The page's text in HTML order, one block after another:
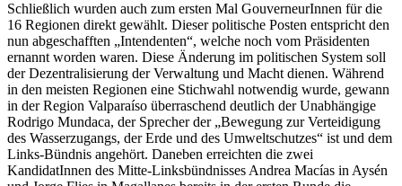
Schließlich wurden auch zum ersten Mal GouverneurInnen für die
16 Regionen direkt gewählt. Dieser politische Posten entspricht den
nun abgeschafften „Intendenten“, welche noch vom Präsidenten
ernannt worden waren. Diese Änderung im politischen System soll
der Dezentralisierung der Verwaltung und Macht dienen. Während
in den meisten Regionen eine Stichwahl notwendig wurde, gewann
in der Region Valparaíso überraschend deutlich der Unabhängige
Rodrigo Mundaca, der Sprecher der „Bewegung zur Verteidigung
des Wasserzugangs, der Erde und des Umweltschutzes“ ist und dem
Links-Bündnis angehört. Daneben erreichten die zwei
KandidatInnen des Mitte-Linksbündnisses Andrea Macías in Aysén